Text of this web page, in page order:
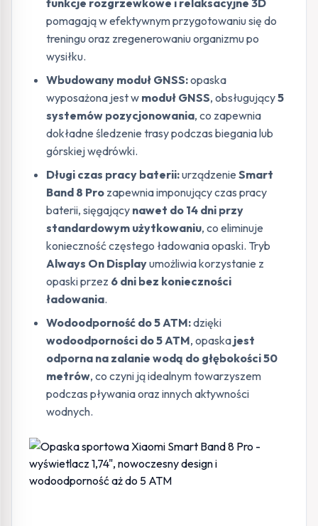
pomagają w efektywnym przygotowaniu się do
treningu oraz zregenerowaniu organizmu po
wysiłku.
Wbudowany moduł GNSS:opaska
wyposażona jest w moduł GNSS, obsługujący5
systemów pozycjonowania, co zapewnia
dokładne śledzenie trasy podczas biegania lub
górskiej wędrówki.
Długi czas pracy baterii:urządzenie Smart
Band 8 Pro zapewnia imponujący czas pracy
baterii, sięgający nawet do 14 dni przy
standardowym użytkowaniu, co eliminuje
konieczność częstego ładowania opaski. Tryb
Always On Displayumożliwia korzystanie z
opaski przez 6 dni bez konieczności
ładowania.
Wodoodporność do 5 ATM:dzięki
wodoodporności do 5 ATM, opaska jest
odporna na zalanie wodą do głębokości 50
metrów, co czyni ją idealnym towarzyszem
podczas pływania oraz innych aktywności
wodnych.